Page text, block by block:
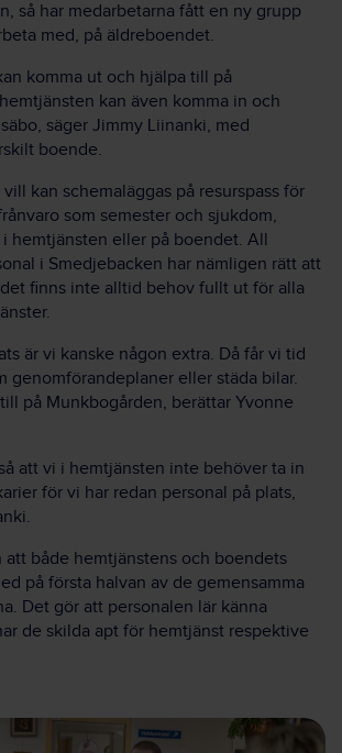
så har medarbetarna fått en ny grupp
med, på äldreboendet.
komma ut och hjälpa till på
kan även komma in och
säger Jimmy Liinanki, med
boende.
kan schemaläggas på resurspass för
som semester och sjukdom,
hemtjänsten eller på boendet. All
i Smedjebacken har nämligen rätt att
finns inte alltid behov fullt ut för alla
är vi kanske någon extra. Då får vi tid
genomförandeplaner eller städa bilar.
på Munkbogården, berättar Yvonne
att vi i hemtjänsten inte behöver ta in
för vi har redan personal på plats,
att både hemtjänstens och boendets
på första halvan av de gemensamma
Det gör att personalen lär känna
de skilda apt för hemtjänst respektive